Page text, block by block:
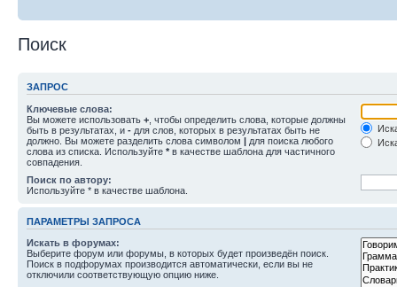
Поиск
ЗАПРОС
Ключевые слова:
Вы можете использовать + , чтобы определить слова, которые должны
быть в результатах, и - для слов, которых в результатах быть не
должно. Вы можете разделить слова символом | для поиска любого
слова из списка. Используйте * в качестве шаблона для частичного
совпадения.
Поиск по автору:
Используйте * в качестве шаблона.
ПАРАМЕТРЫ ЗАПРОСА
Искать в форумах:
Выберите форум или форумы, в которых будет произведён поиск.
Поиск в подфорумах производится автоматически, если вы не
отключили соответствующую опцию ниже.